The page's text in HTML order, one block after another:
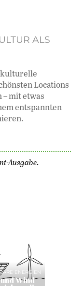
ALS
Locations
– mit etwas
entspannten
Ausgabe.
ENERGIEN
Wind